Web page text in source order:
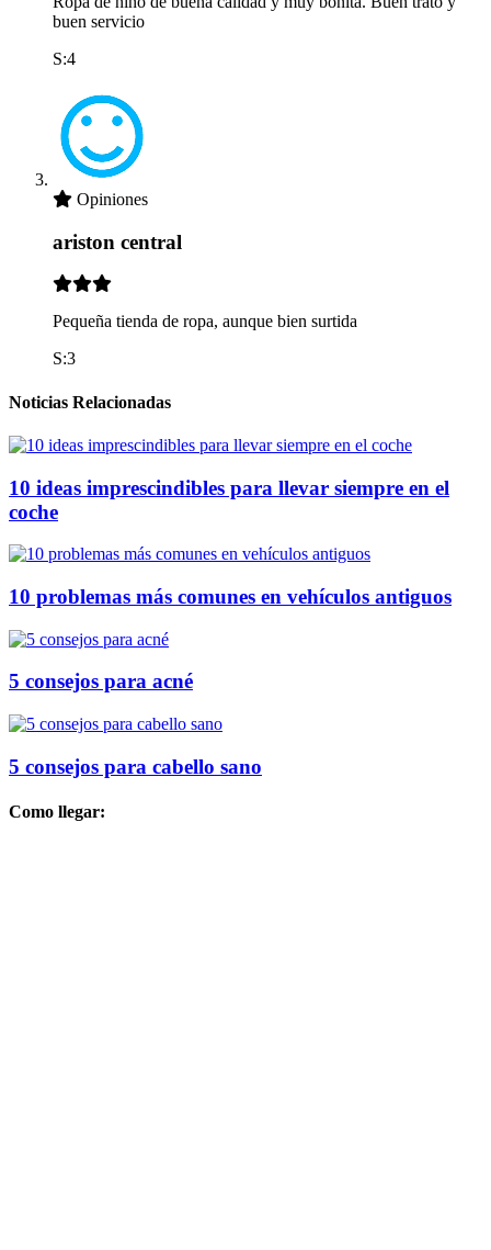
buen servicio
S:4
Opiniones
ariston central
Pequeña tienda de ropa, aunque bien surtida
S:3
Noticias Relacionadas
10 ideas imprescindibles para llevar siempre en el
coche
10 problemas más comunes en vehículos antiguos
5 consejos para acné
5 consejos para cabello sano
Como llegar: